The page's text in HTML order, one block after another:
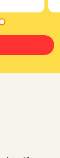
質問があった
・架空
（相談不適
で遡り支払い
る場合がご